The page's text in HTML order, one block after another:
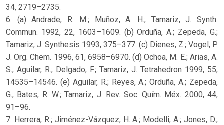
34, 2719–2735.
6. (a) Andrade, R. M.; Muñoz, A. H.; Tamariz, J. Synth.
Commun. 1992, 22, 1603–1609. (b) Orduña, A.; Zepeda, G.;
Tamariz, J. Synthesis 1993, 375–377. (c) Dienes, Z.; Vogel, P.
J. Org. Chem. 1996, 61, 6958–6970. (d) Ochoa, M. E.; Arias, A.
S.; Aguilar, R.; Delgado, F.; Tamariz, J. Tetrahedron 1999, 55,
14535–14546. (e) Aguilar, R.; Reyes, A.; Orduña, A.; Zepeda,
G.; Bates, R. W.; Tamariz, J. Rev. Soc. Quím. Méx. 2000, 44,
91–96.
7. Herrera, R.; Jiménez-Vázquez, H. A.; Modelli, A.; Jones, D.;